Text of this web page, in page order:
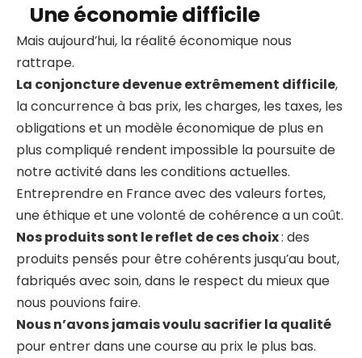
Une économie difficile
Mais aujourd’hui, la réalité économique nous
rattrape.
La conjoncture devenue extrêmement difficile,
la concurrence à bas prix, les charges, les taxes, les
obligations et un modèle économique de plus en
plus compliqué rendent impossible la poursuite de
notre activité dans les conditions actuelles.
Entreprendre en France avec des valeurs fortes,
une éthique et une volonté de cohérence a un coût.
Nos produits sont le reflet de ces choix: des
produits pensés pour être cohérents jusqu’au bout,
fabriqués avec soin, dans le respect du mieux que
nous pouvions faire.
Nous n’avons jamais voulu sacrifier la qualité
pour entrer dans une course au prix le plus bas.